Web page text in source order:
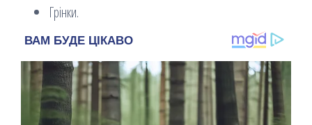
Грінки.